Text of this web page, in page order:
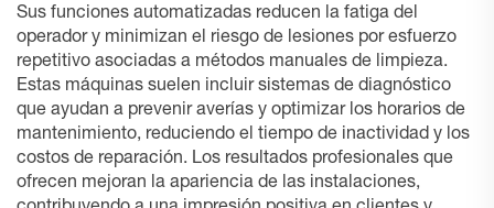
Sus funciones automatizadas reducen la fatiga del
operador y minimizan el riesgo de lesiones por esfuerzo
repetitivo asociadas a métodos manuales de limpieza.
Estas máquinas suelen incluir sistemas de diagnóstico
que ayudan a prevenir averías y optimizar los horarios de
mantenimiento, reduciendo el tiempo de inactividad y los
costos de reparación. Los resultados profesionales que
ofrecen mejoran la apariencia de las instalaciones,